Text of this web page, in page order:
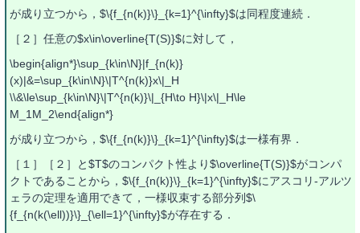
が成り立つから，$\{f_{n(k)}\}_{k=1}^{\infty}$は同程度連続．
［２］任意の$x\in\overline{T(S)}$に対して，
\begin{align*}\sup_{k\in\N}|f_{n(k)}
(x)|&=\sup_{k\in\N}\|T^{n(k)}x\|_H
\\&\le\sup_{k\in\N}\|T^{n(k)}\|_{H\to H}\|x\|_H\le
M_1M_2\end{align*}
が成り立つから，$\{f_{n(k)}\}_{k=1}^{\infty}$は一様有界．
［１］［２］と$T$のコンパクト性より$\overline{T(S)}$がコンパ
クトであることから，$\{f_{n(k)}\}_{k=1}^{\infty}$にアスコリ-アルツ
ェラの定理を適用できて，一様収束する部分列$\
{f_{n(k(\ell))}\}_{\ell=1}^{\infty}$が存在する．